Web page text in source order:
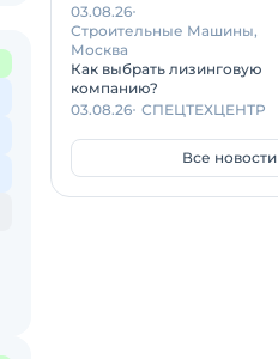
03.08.26
Строительные Машины,
Москва
Как выбрать лизинговую
компанию?
03.08.26 СПЕЦТЕХЦЕНТР
Все новости